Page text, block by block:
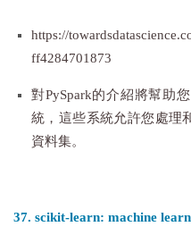
https://
ff4284701873
對PySpark的介紹將幫助
統，這些系統允許您處理
資料集。
37. scikit-learn: machine